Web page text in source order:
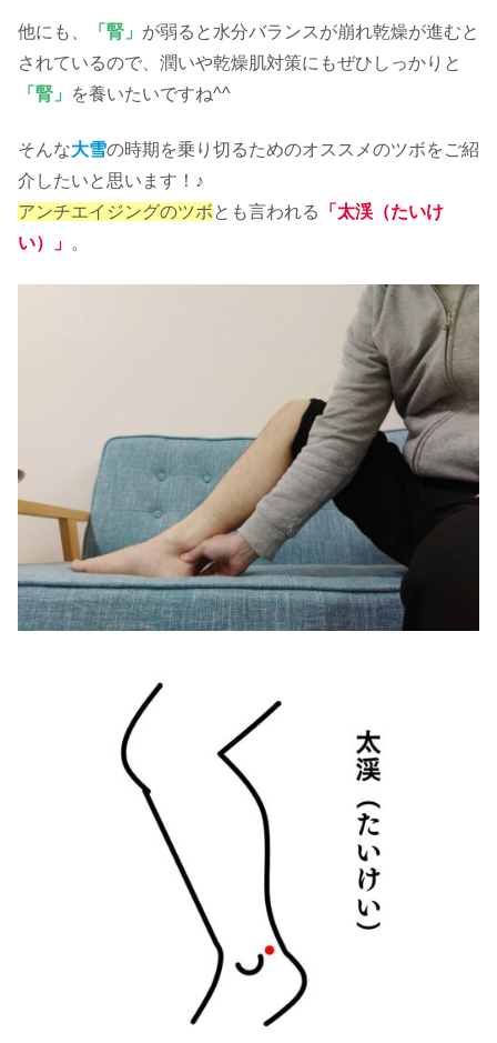
他にも、 「腎」 が弱ると水分バランスが崩れ乾燥が進むと
されているので、潤いや乾燥肌対策にもぜひしっかりと
「腎」
を養いたいですね^^
そんな大雪の時期を乗り切るためのオススメのツボをご紹
介したいと思います！♪
アンチエイジングのツボとも言われる
「太渓（たいけ
い）」 。